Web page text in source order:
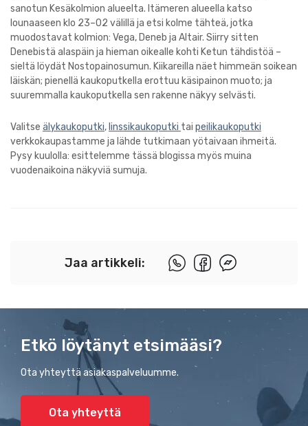
sanotun Kesäkolmion alueelta. Itämeren alueella katso
lounaaseen klo 23–02 välillä ja etsi kolme tähteä, jotka
muodostavat kolmion: Vega, Deneb ja Altair. Siirry sitten
Denebistä alaspäin ja hieman oikealle kohti Ketun tähdistöä –
sieltä löydät Nostopainosumun. Kiikareilla näet himmeän soikean
läiskän; pienellä kaukoputkella erottuu käsipainon muoto; ja
suuremmalla kaukoputkella sen rakenne näkyy selvästi.
Valitse älykaukoputki, linssikaukoputki tai peilikaukoputki
verkkokaupastamme ja lähde tutkimaan yötaivaan ihmeitä.
Pysy kuulolla: esittelemme tässä blogissa myös muina
vuodenaikoina näkyviä sumuja.
Jaa artikkeli:
Etkö löytänyt etsimääsi?
Ota yhteyttä asiakaspalveluumme.
Ota yhteyttä